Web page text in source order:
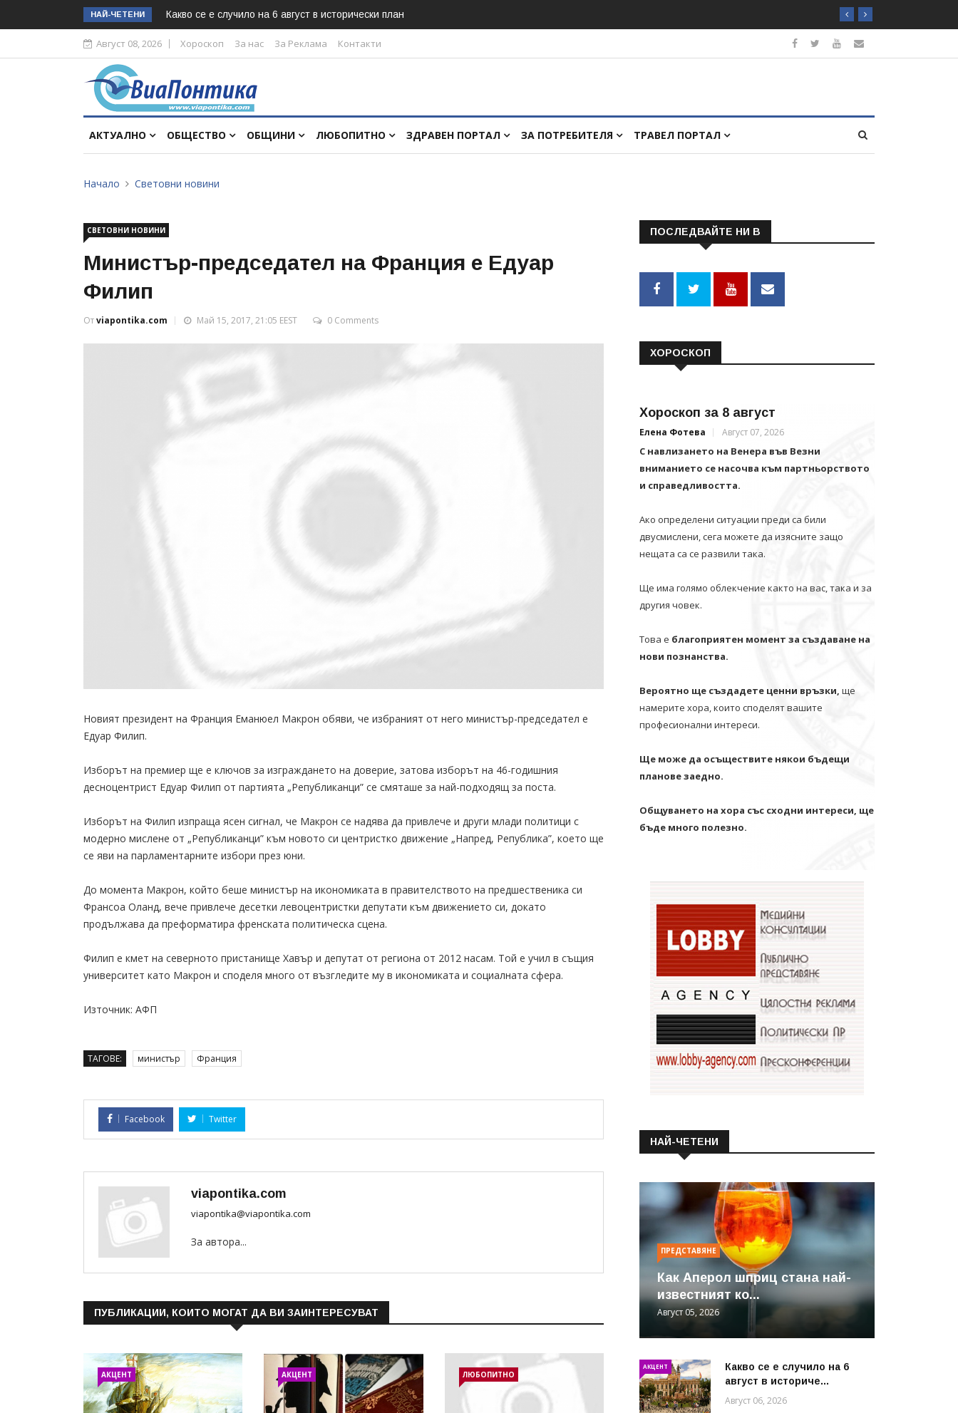
НАЙ-ЧЕТЕНИ Какво се е случило на 6 август в исторически план
Август 08, 2026 Хороскоп За нас За Реклама Контакти
АКТУАЛНО ОБЩЕСТВО ОБЩИНИ ЛЮБОПИТНО ЗДРАВЕН ПОРТАЛ ЗА ПОТРЕБИТЕЛЯ ТРАВЕЛ ПОРТАЛ
Начало Световни новини
СВЕТОВНИ НОВИНИ
Министър-председател на Франция е Едуар
Филип
Отviapontika.com Май 15, 2017, 21:05 EEST 0 Comments
Новият президент на Франция Еманюел Макрон обяви, че избраният от него министър-председател е
Едуар Филип.
Изборът на премиер ще е ключов за изграждането на доверие, затова изборът на 46-годишния
десноцентрист Едуар Филип от партията „Републиканци” се смяташе за най-подходящ за поста.
Изборът на Филип изпраща ясен сигнал, че Макрон се надява да привлече и други млади политици с
модерно мислене от „Републиканци” към новото си центристко движение „Напред, Република”, което ще
се яви на парламентарните избори през юни.
До момента Макрон, който беше министър на икономиката в правителството на предшественика си
Франсоа Оланд, вече привлече десетки левоцентристки депутати към движението си, докато
продължава да преформатира френската политическа сцена.
Филип е кмет на северното пристанище Хавър и депутат от региона от 2012 насам. Той е учил в същия
университет като Макрон и споделя много от възгледите му в икономиката и социалната сфера.
Източник: АФП
ТАГОВЕ: министър Франция
Facebook Twitter
viapontika.com
viapontika@viapontika.com
За автора...
ПУБЛИКАЦИИ, КОИТО МОГАТ ДА ВИ ЗАИНТЕРЕСУВАТ
АКЦЕНТ АКЦЕНТ ЛЮБОПИТНО
ПОСЛЕДВАЙТЕ НИ В
ХОРОСКОП
Хороскоп за 8 август
Елена Фотева Август 07, 2026
С навлизането на Венера във Везни
вниманието се насочва към партньорството
и справедливостта.
Ако определени ситуации преди са били
двусмислени, сега можете да изясните защо
нещата са се развили така.
Ще има голямо облекчение както на вас, така и за
другия човек.
Това е благоприятен момент за създаване на
нови познанства.
Вероятно ще създадете ценни връзки, ще
намерите хора, които споделят вашите
професионални интереси.
Ще може да осъществите някои бъдещи
планове заедно.
Общуването на хора със сходни интереси, ще
бъде много полезно.
НАЙ-ЧЕТЕНИ
ПРЕДСТАВЯНЕ
Как Аперол шприц стана най-
известният ко...
Август 05, 2026
АКЦЕНТ
Какво се е случило на 6
август в историче...
Август 06, 2026